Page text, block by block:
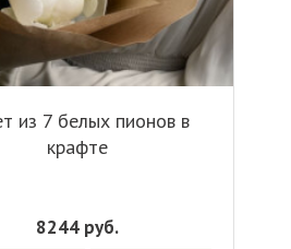
из 7 белых пионов в
крафте
8244руб.